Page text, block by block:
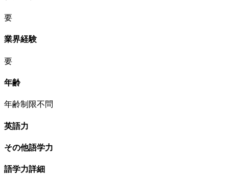
要
業界経験
要
年齢
年齢制限不問
英語力
その他語学力
語学力詳細